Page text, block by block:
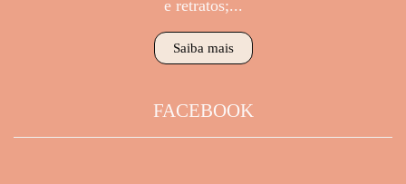
e retratos;...
Saiba mais
FACEBOOK